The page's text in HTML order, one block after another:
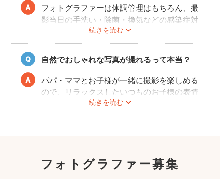
またどのカメラマンでも指名料は一切ござい
ません。分かりやすい料金体系も人気のポイ
続きを読む
フォトグラファーは体調管理はもちろん、撮
影当日の手洗い・除菌・換気などの感染症対
策や、熱中症予防に努めます。
また、撮影中はご家族のペースに合わせなが
ら、周囲や足元に危険なものがないか注意を
呼び掛けながら進行しますのでご安心くださ
い。
自然でおしゃれな写真が撮れるって本当？
続きを読む
パパ・ママとお子様が一緒に撮影を楽しめる
ので、リラックスしたいつものお子様の表情
を撮影できます。
こども・家族撮影に長けたプロカメラマンの
フォトグラファー募集